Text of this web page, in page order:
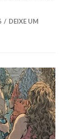
DEIXE UM